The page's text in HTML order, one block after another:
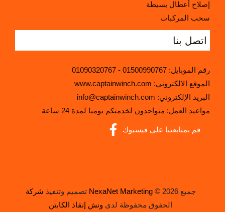
إصلاح أعطال بسيطة
سحب المركبات
اتصل بنا
رقم الموبايل: 01500990767
-
01090320767
www.captainwinch.com :الموقع الالكتروني
info@captainwinch.com :البريد الإلكتروني
مواعيد العمل: متواجدون لخدمتكم يوميا لمدة 24 ساعة
قم بمتابعتنا على فيسبوك
تصميم وتنفيذشركة NexaNet Marketing© 2026 جميع
الحقوق محفوظة لدى ونش إنقاذ الكابتن